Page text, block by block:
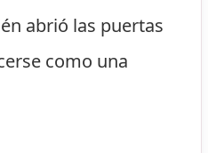
abrió las puertas
como una